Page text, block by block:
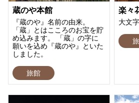
蔵のや本館
『蔵のや』名前の由来。
「蔵」とはこころのお宝を貯
め込みます。 「蔵」の字に
願いを込め『蔵のや』といた
しました。
旅館
楽々
大文